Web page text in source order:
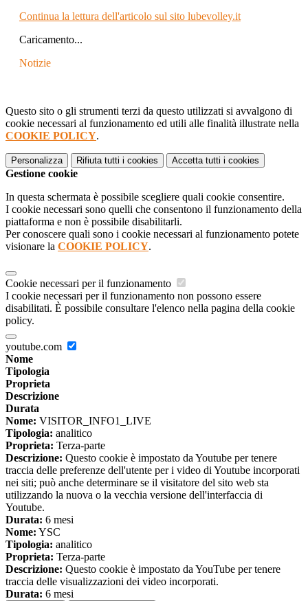
Continua la lettura dell'articolo sul sito lubevolley.it
Caricamento...
Notizie
Questo sito o gli strumenti terzi da questo utilizzati si avvalgono di
cookie necessari al funzionamento ed utili alle finalità illustrate nella
COOKIE POLICY.
Personalizza Rifiuta tutti i cookies Accetta tutti i cookies
Gestione cookie
In questa schermata è possibile scegliere quali cookie consentire.
I cookie necessari sono quelli che consentono il funzionamento della
piattaforma e non è possibile disabilitarli.
Per conoscere quali sono i cookie necessari al funzionamento potete
visionare la COOKIE POLICY.
Cookie necessari per il funzionamento
I cookie necessari per il funzionamento non possono essere
disabilitati. È possibile consultare l'elenco nella pagina della cookie
policy.
youtube.com
Nome
Tipologia
Proprieta
Descrizione
Durata
Nome: VISITOR_INFO1_LIVE
Tipologia: analitico
Proprieta: Terza-parte
Descrizione: Questo cookie è impostato da Youtube per tenere
traccia delle preferenze dell'utente per i video di Youtube incorporati
nei siti; può anche determinare se il visitatore del sito web sta
utilizzando la nuova o la vecchia versione dell'interfaccia di
Youtube.
Durata: 6 mesi
Nome: YSC
Tipologia: analitico
Proprieta: Terza-parte
Descrizione: Questo cookie è impostato da YouTube per tenere
traccia delle visualizzazioni dei video incorporati.
Durata: 6 mesi